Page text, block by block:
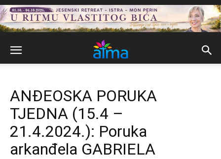
ANĐEOSKA PORUKA
TJEDNA (15.4 –
21.4.2024.): Poruka
arkanđela GABRIELA